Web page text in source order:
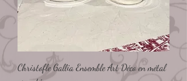
Christofle Gallia Ensemble Art Déco en métal